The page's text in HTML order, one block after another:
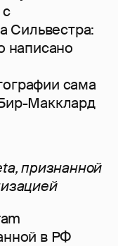
Сильвестра:
написано
сама
Макклард
признанной
в РФ